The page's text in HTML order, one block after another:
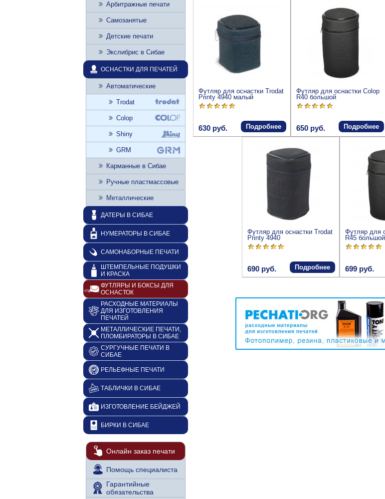
Футляр для оснастки Trodat
Printy 4940 малый
630 руб. Подробнее
Футляр для оснастки Colop
R40 большой
650 руб. Подробнее
Футляр для оснастки Trodat
Printy 4940
690 руб. Подробнее
Футляр для
R45 большой
699 руб.
Арбитражные печати
Самозанятые
Детские печати
Экслибрис в Сибае
ОСНАСТКИ ДЛЯ ПЕЧАТЕЙ
Автоматические
Trodat
Colop
Shiny
GRM
Карманные в Сибае
Ручные пластмассовые
Металлические
ДАТЕРЫ В СИБАЕ
НУМЕРАТОРЫ В СИБАЕ
САМОНАБОРНЫЕ ПЕЧАТИ
ШТЕМПЕЛЬНЫЕ ПОДУШКИ
И КРАСКА
ФУТЛЯРЫ И БОКСЫ ДЛЯ
ОСНАСТОК
РАСХОДНЫЕ МАТЕРИАЛЫ
ДЛЯ ИЗГОТОВЛЕНИЯ
ПЕЧАТЕЙ
МЕТАЛЛИЧЕСКИЕ ПЕЧАТИ,
ПЛОМБИРАТОРЫ В СИБАЕ
СУРГУЧНЫЕ ПЕЧАТИ В
СИБАЕ
РЕЛЬЕФНЫЕ ПЕЧАТИ
ТАБЛИЧКИ В СИБАЕ
ИЗГОТОВЛЕНИЕ БЕЙДЖЕЙ
БИРКИ В СИБАЕ
Онлайн заказ печати
Помощь специалиста
Гарантийные
обязательства